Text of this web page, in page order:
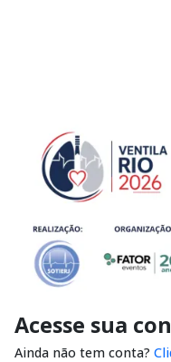
Acesse sua
Ainda não tem conta?